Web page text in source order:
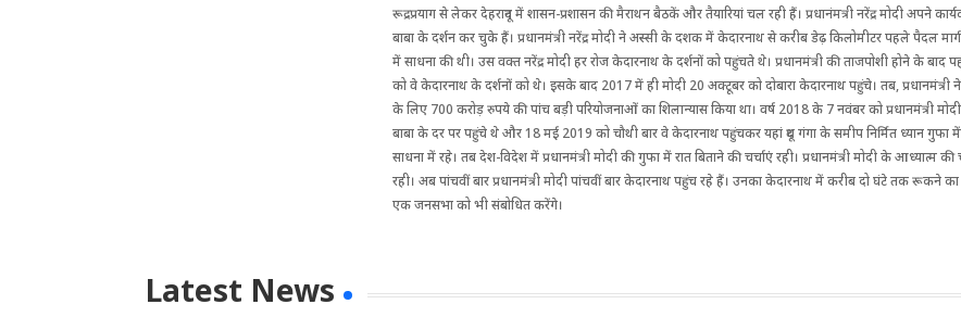
रूद्रप्रयाग से लेकर देहरादून में शासन-प्रशासन की मैराथन बैठकें और तैयारियां चल रही हैं। प्रधानंमत्री नरेंद्र मोदी अपने
बाबा के दर्शन कर चुके हैं। प्रधानमंत्री नरेंद्र मोदी ने अस्सी के दशक में केदारनाथ से करीब डेढ़ किलोमीटर पहले पैदल
में साधना की थी। उस वक्त नरेंद्र मोदी हर रोज केदारनाथ के दर्शनों को पहुंचते थे। प्रधानमंत्री की ताजपोशी होने के बाद
को वे केदारनाथ के दर्शनों को थे। इसके बाद 2017 में ही मोदी 20 अक्टूबर को दोबारा केदारनाथ पहुंचे। तब, प्रधानमंत्री ने
के लिए 700 करोड़ रुपये की पांच बड़ी परियोजनाओं का शिलान्यास किया था। वर्ष 2018 के 7 नवंबर को प्रधानमंत्री
बाबा के दर पर पहुंचे थे और 18 मई 2019 को चौथी बार वे केदारनाथ पहुंचकर यहां दूध गंगा के समीप निर्मित ध्यान
साधना में रहे। तब देश-विदेश में प्रधानमंत्री मोदी की गुफा में रात बिताने की चर्चाएं रही। प्रधानमंत्री मोदी के आध्यात्म की
रही। अब पांचवीं बार प्रधानमंत्री मोदी पांचवीं बार केदारनाथ पहुंच रहे हैं। उनका केदारनाथ में करीब दो घंटे तक रूकने का
एक जनसभा को भी संबोधित करेंगे।
Latest News